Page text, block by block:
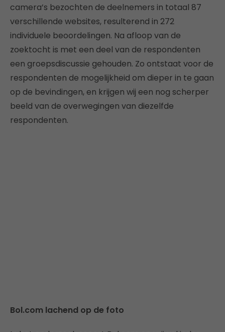
camera’s bezochten de deelnemers in totaal 87
verschillende websites, resulterend in 272
individuele beoordelingen. Na afloop van de
zoektocht is met een deel van de respondenten
een groepsdiscussie gehouden. Zo ontstaat voor de
respondenten de mogelijkheid om dieper in te gaan
op de bevindingen, en krijgen wij een nog scherper
beeld van de overwegingen van diezelfde
respondenten.
Bol.com lachend op de foto